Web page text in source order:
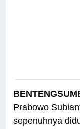
Prabowo
sepenuhnya